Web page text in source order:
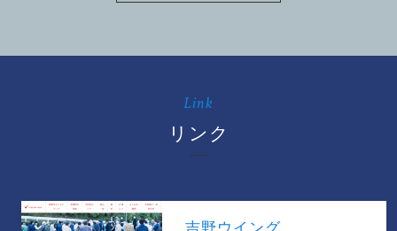
Link
リンク